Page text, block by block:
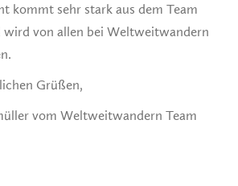
kommt sehr stark aus dem Team
wird von allen bei Weltweitwandern
Grüßen,
vom Weltweitwandern Team